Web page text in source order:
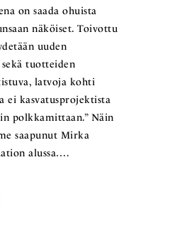
on saada ohuista
näköiset. Toivottu
uuden
tuotteiden
latvoja kohti
ei kasvatusprojektista
polkkamittaan.” Näin
saapunut Mirka
alussa….